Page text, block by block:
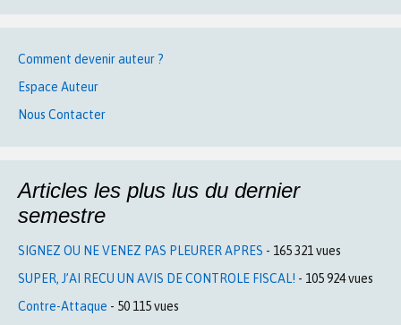
Comment devenir auteur ?
Espace Auteur
Nous Contacter
Articles les plus lus du dernier
semestre
SIGNEZ OU NE VENEZ PAS PLEURER APRES - 165 321 vues
SUPER, J’AI RECU UN AVIS DE CONTROLE FISCAL! - 105 924 vues
Contre-Attaque - 50 115 vues